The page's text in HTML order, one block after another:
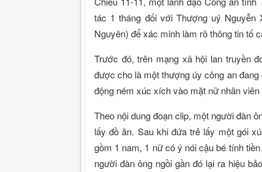
tác 1 tháng đối với Thượng uý Nguyễn
Nguyên) để xác minh làm rõ thông tin tố
Trước đó, trên mạng xã hội lan truyền
được cho là một thượng úy công an
động ném xúc xích vào mặt nữ nhân
Theo nội dung đoạn clip, một người đàn
lấy đồ ăn. Sau khi đứa trẻ lấy một gói
gồm 1 nam, 1 nữ có ý nói cậu bé tính
người đàn ông ngồi gần đó lại ra hiệu